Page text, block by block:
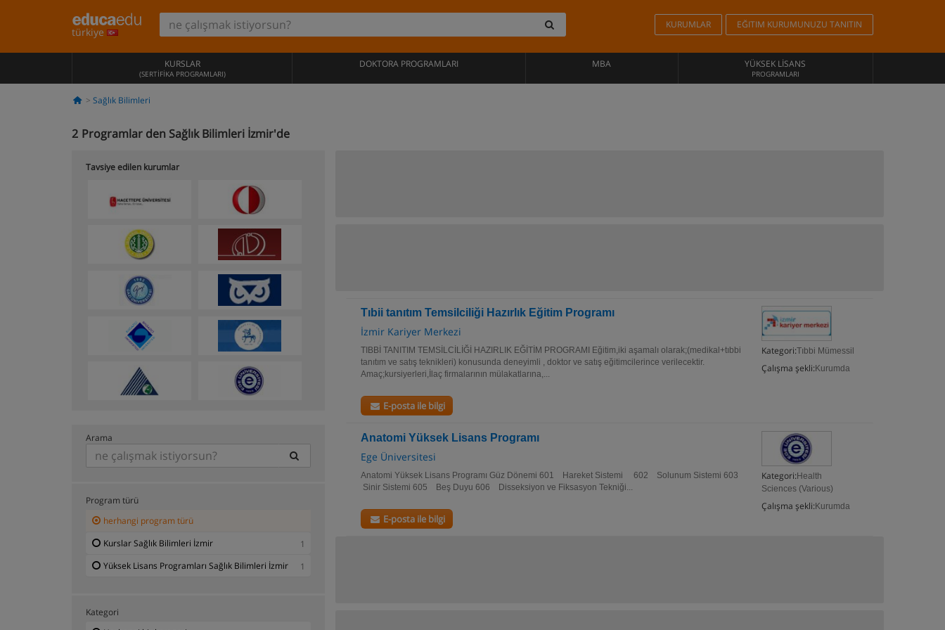
türkiye
KURUMLAR EĞITIM KURUMUNUZU TANITIN
KURSLAR
(SERTIFIKA PROGRAMLARI)
DOKTORA PROGRAMLARI MBA YÜKSEK LISANS
PROGRAMLARI
Sağlık Bilimleri
2 Programlar den Sağlık Bilimleri İzmir'de
Tıbii tanıtım Temsilciliği Hazırlık Eğitim Programı
İzmir Kariyer Merkezi
Kategori:Tıbbi Mümessil
Çalışma şekli: Kurumda
TIBBİ TANITIM TEMSİLCİLİĞİ HAZIRLIK EĞİTİM PROGRAMI Eğitim,iki aşamalı olarak;(medikal+tıbbi
tanıtım ve satış teknikleri) konusunda deneyimli , doktor ve satış eğitimcilerince verilecektir.
Amaç;kursiyerleri,İlaç firmalarının mülakatlarına,...
E-posta ile bilgi
Anatomi Yüksek Lisans Programı
Ege Üniversitesi
Kategori: Health
Sciences (Various)
Çalışma şekli: Kurumda
Anatomi Yüksek Lisans Programı Güz Dönemi 601 Hareket Sistemi 602 Solunum Sistemi 603
Sinir Sistemi 605 Beş Duyu 606 Disseksiyon ve Fiksasyon Tekniği...
E-posta ile bilgi
Tavsiye edilen kurumlar
Arama
Program türü
herhangi program türü
Kurslar Sağlık Bilimleri İzmir
1
Yüksek Lisans Programları Sağlık Bilimleri İzmir
1
Kategori